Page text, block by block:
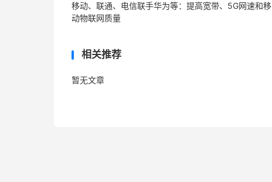
移动、联通、电信联手华为等：提高宽带、5G网速和移
动物联网质量
相关推荐
暂无文章